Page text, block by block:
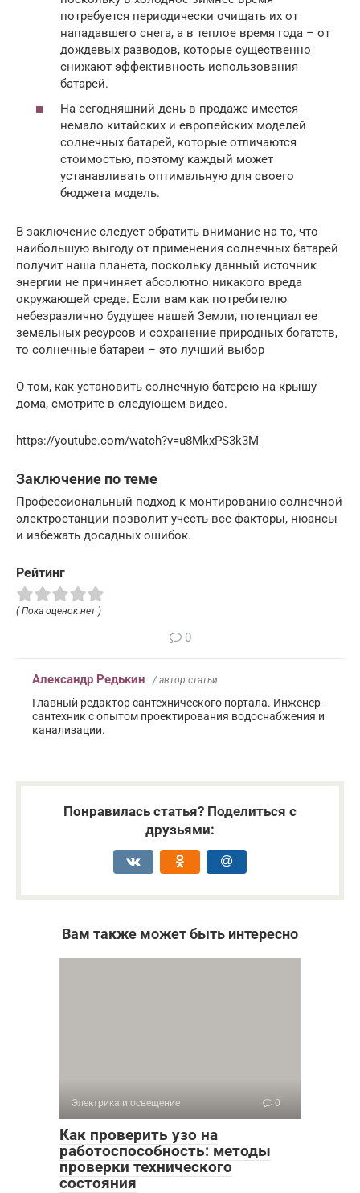
потребуется периодически очищать их от
нападавшего снега, а в теплое время года – от
дождевых разводов, которые существенно
снижают эффективность использования
батарей.
На сегодняшний день в продаже имеется
немало китайских и европейских моделей
солнечных батарей, которые отличаются
стоимостью, поэтому каждый может
устанавливать оптимальную для своего
бюджета модель.
В заключение следует обратить внимание на то, что
наибольшую выгоду от применения солнечных батарей
получит наша планета, поскольку данный источник
энергии не причиняет абсолютно никакого вреда
окружающей среде. Если вам как потребителю
небезразлично будущее нашей Земли, потенциал ее
земельных ресурсов и сохранение природных богатств,
то солнечные батареи – это лучший выбор
О том, как установить солнечную батерею на крышу
дома, смотрите в следующем видео.
https://youtube.com/watch?v=u8MkxPS3k3M
Заключение по теме
Профессиональный подход к монтированию солнечной
электростанции позволит учесть все факторы, нюансы
и избежать досадных ошибок.
Рейтинг
( Пока оценок нет )
0
Александр Редькин / автор статьи
Главный редактор сантехнического портала. Инженер-
сантехник с опытом проектирования водоснабжения и
канализации.
Понравилась статья? Поделиться с
друзьями:
Вам также может быть интересно
Электрика и освещение 0
Как проверить узо на
работоспособность: методы
проверки технического
состояния